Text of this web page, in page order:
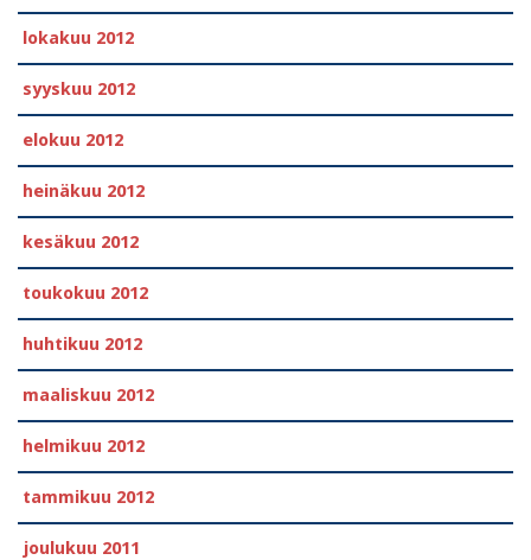
lokakuu 2012
syyskuu 2012
elokuu 2012
heinäkuu 2012
kesäkuu 2012
toukokuu 2012
huhtikuu 2012
maaliskuu 2012
helmikuu 2012
tammikuu 2012
joulukuu 2011